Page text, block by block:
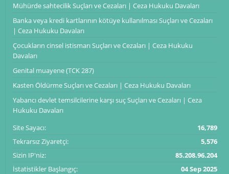
Mühürde sahtecilik Suçları ve Cezaları | Ceza Hukuku Davaları
Banka veya kredi kartlarının kötüye kullanılması Suçları ve Cezaları
| Ceza Hukuku Davaları
Çocukların cinsel istismarı Suçları ve Cezaları | Ceza Hukuku
Davaları
Genital muayene (TCK 287)
Kasten Öldürme Suçları ve Cezaları | Ceza Hukuku Davaları
Yabancı devlet temsilcilerine karşı suç Suçları ve Cezaları | Ceza
Hukuku Davaları
Site Sayacı:
16,789
Tekrarsız Ziyaretçi:
5,576
Sizin IP'niz:
85.208.96.204
İstatistikler Başlangıç:
04 Sep 2025